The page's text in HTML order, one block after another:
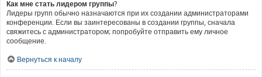
Как мне стать лидером группы?
Лидеры групп обычно назначаются при их создании администраторами
конференции. Если вы заинтересованы в создании группы, сначала
свяжитесь с администратором; попробуйте отправить ему личное
сообщение.
Вернуться к началу